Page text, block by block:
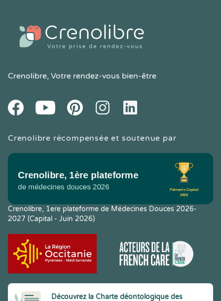
Crenolibre, Votre rendez-vous bien-être
FacebookYoutube PinteresetInstagramLinkedIn
Crenolibre récompensée et soutenue par
Crenolibre, 1ere plateforme de Médecines Douces 2026-
2027 (Capital - Juin 2026)
Découvrez la Charte déontologique des